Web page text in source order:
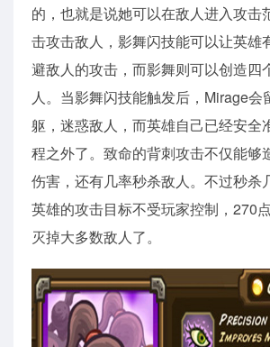
的，也就是说她可以在敌人进入攻击
击攻击敌人，影舞闪技能可以让英雄
避敌人的攻击，而影舞则可以创造四
人。当影舞闪技能触发后，Mirage会
躯，迷惑敌人，而英雄自己已经安全
程之外了。致命的背刺攻击不仅能够
伤害，还有几率秒杀敌人。不过秒杀
英雄的攻击目标不受玩家控制，270
灭掉大多数敌人了。